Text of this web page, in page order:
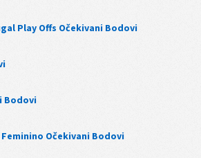
Play Offs Očekivani Bodovi
Bodovi
Očekivani Bodovi